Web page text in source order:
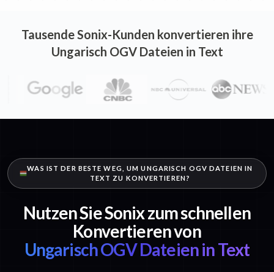
Tausende Sonix-Kunden konvertieren ihre
Ungarisch OGV Dateien in Text
WAS IST DER BESTE WEG, UM UNGARISCH OGV DATEIEN IN
TEXT ZU KONVERTIEREN?
Nutzen Sie Sonix zum schnellen
Konvertieren von
Ungarisch OGV Dateien in Text